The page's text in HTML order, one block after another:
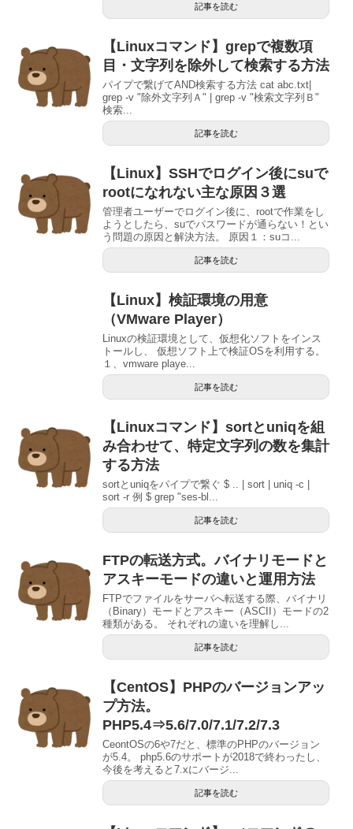
記事を読む
【Linuxコマンド】grepで複数項
目・文字列を除外して検索する方法
パイプで繋げてAND検索する方法 cat abc.txt|
grep -v "除外文字列Ａ" | grep -v "検索文字列Ｂ"
検索...
記事を読む
【Linux】SSHでログイン後にsuで
rootになれない主な原因３選
管理者ユーザーでログイン後に、rootで作業をし
ようとしたら、suでパスワードが通らない！とい
う問題の原因と解決方法。 原因１：suコ...
記事を読む
【Linux】検証環境の用意
（VMware Player）
Linuxの検証環境として、仮想化ソフトをインス
トールし、 仮想ソフト上で検証OSを利用する。
１、vmware playe...
記事を読む
【Linuxコマンド】sortとuniqを組
み合わせて、特定文字列の数を集計
する方法
sortとuniqをパイプで繋ぐ $ .. | sort | uniq -c |
sort -r 例 $ grep "ses-bl...
記事を読む
FTPの転送方式。バイナリモードと
アスキーモードの違いと運用方法
FTPでファイルをサーバへ転送する際、バイナリ
（Binary）モードとアスキー（ASCII）モードの2
種類がある。 それぞれの違いを理解し...
記事を読む
【CentOS】PHPのバージョンアッ
プ方法。
PHP5.4⇒5.6/7.0/7.1/7.2/7.3
CeontOSの6や7だと、標準のPHPのバージョン
が5.4。 php5.6のサポートが2018で終わったし、
今後を考えると7.xにバージ...
記事を読む